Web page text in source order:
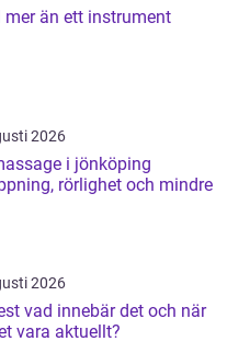
Flygel mer än ett instrument
2026
i jönköping
rörlighet och mindre
2026
och när
vara aktuellt?